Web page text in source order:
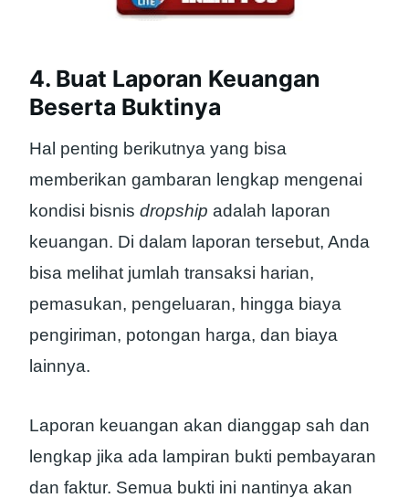
4. Buat Laporan Keuangan
Beserta Buktinya
Hal penting berikutnya yang bisa
memberikan gambaran lengkap mengenai
kondisi bisnis dropship adalah laporan
keuangan. Di dalam laporan tersebut, Anda
bisa melihat jumlah transaksi harian,
pemasukan, pengeluaran, hingga biaya
pengiriman, potongan harga, dan biaya
lainnya.
Laporan keuangan akan dianggap sah dan
lengkap jika ada lampiran bukti pembayaran
dan faktur. Semua bukti ini nantinya akan